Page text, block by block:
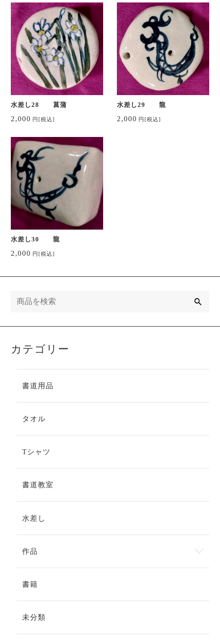
水差し28 菖蒲
2,000 円[税込]
水差し29 龍
2,000 円[税込]
水差し30 龍
2,000 円 [税込]
カテゴリー
書道用品
タオル
Tシャツ
書道教室
水差し
作品
書籍
未分類